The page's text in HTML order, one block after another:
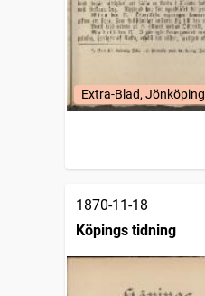
Extra-Blad, Jönköping
1870-11-18
Köpings tidning